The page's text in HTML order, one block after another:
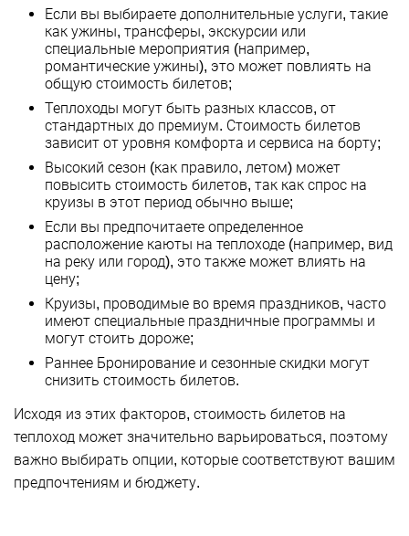
Если вы выбираете дополнительные услуги, такие
как ужины, трансферы, экскурсии или
специальные мероприятия (например,
романтические ужины), это может повлиять на
общую стоимость билетов;
Теплоходы могут быть разных классов, от
стандартных до премиум. Стоимость билетов
зависит от уровня комфорта и сервиса на борту;
Высокий сезон (как правило, летом) может
повысить стоимость билетов, так как спрос на
круизы в этот период обычно выше;
Если вы предпочитаете определенное
расположение каюты на теплоходе (например, вид
на реку или город), это также может влиять на
цену;
Круизы, проводимые во время праздников, часто
имеют специальные праздничные программы и
могут стоить дороже;
Раннее Бронирование и сезонные скидки могут
снизить стоимость билетов.
Исходя из этих факторов, стоимость билетов на
теплоход может значительно варьироваться, поэтому
важно выбирать опции, которые соответствуют вашим
предпочтениям и бюджету.